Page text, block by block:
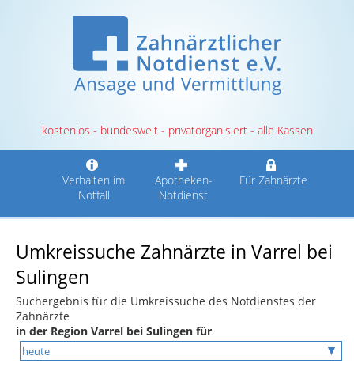
kostenlos - bundesweit - privatorganisiert - alle Kassen
Verhalten im
Notfall
Apotheken-
Notdienst
Für Zahnärzte
Umkreissuche Zahnärzte in Varrel bei
Sulingen
Suchergebnis für die Umkreissuche des Notdienstes der
Zahnärzte
in der Region Varrel bei Sulingen für